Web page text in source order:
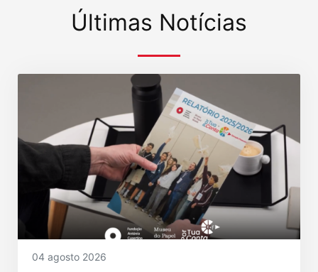
Últimas Notícias
04 agosto 2026